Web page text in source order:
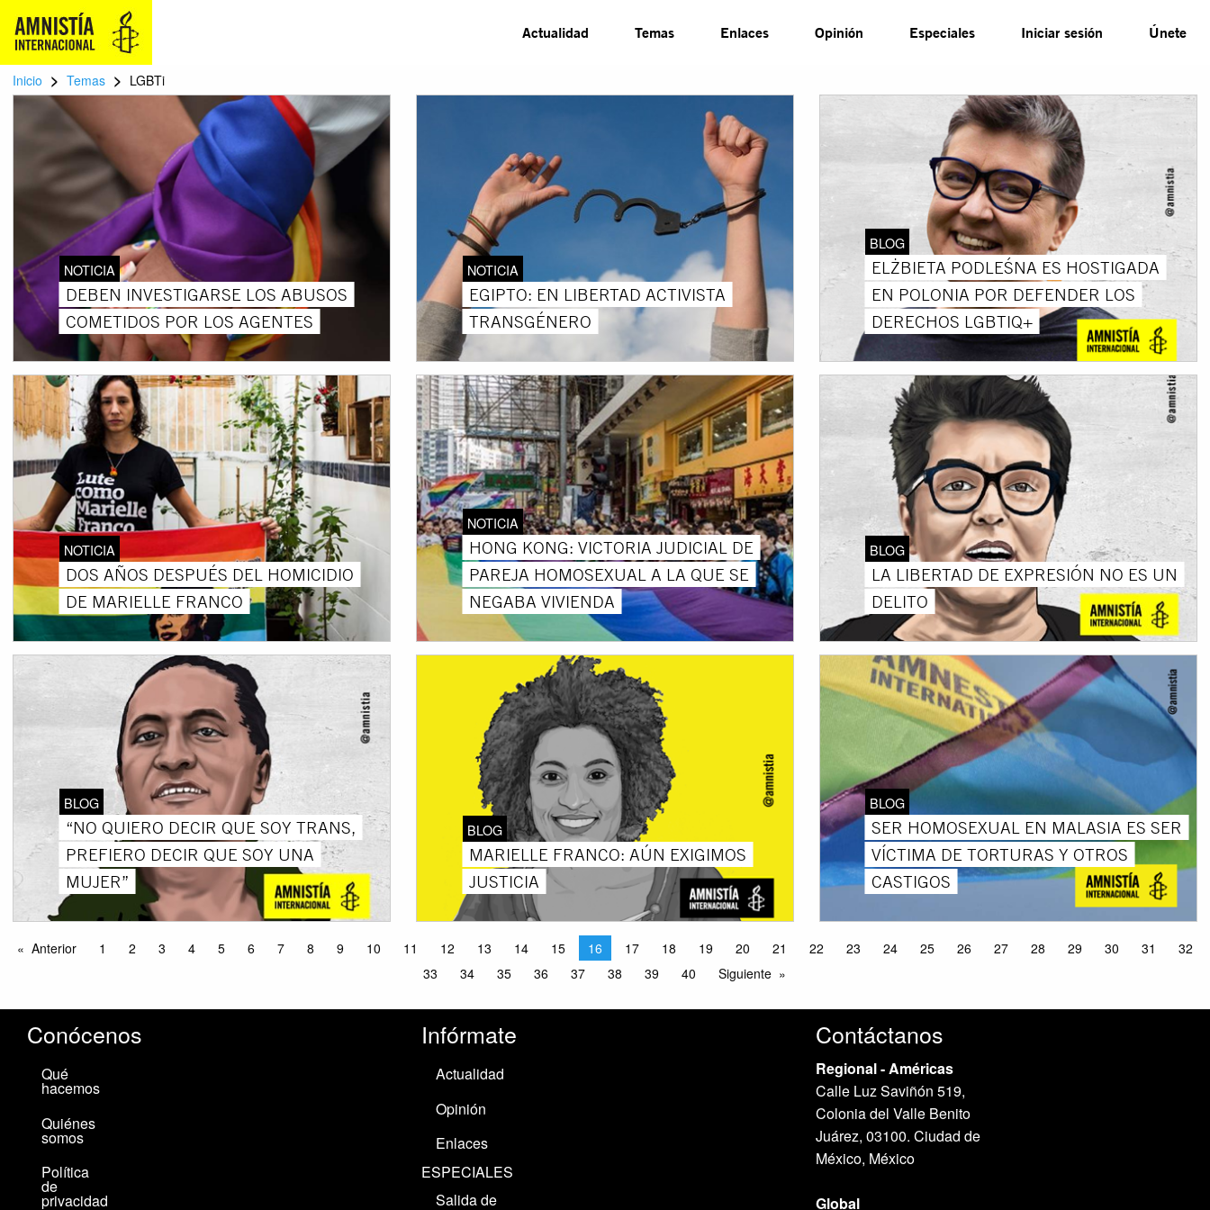
Actualidad Temas Enlaces Opinión Especiales Iniciar sesión Únete
Inicio > Temas > LGBTi
NOTICIA
DEBEN INVESTIGARSE LOS ABUSOS
COMETIDOS POR LOS AGENTES
NOTICIA
EGIPTO: EN LIBERTAD ACTIVISTA
TRANSGÉNERO
BLOG
ELŻBIETA PODLEŚNA ES HOSTIGADA
EN POLONIA POR DEFENDER LOS
DERECHOS LGBTIQ+
NOTICIA
DOS AÑOS DESPUÉS DEL HOMICIDIO
DE MARIELLE FRANCO
NOTICIA
HONG KONG: VICTORIA JUDICIAL DE
PAREJA HOMOSEXUAL A LA QUE SE
NEGABA VIVIENDA
BLOG
LA LIBERTAD DE EXPRESIÓN NO ES UN
DELITO
BLOG
“NO QUIERO DECIR QUE SOY TRANS,
PREFIERO DECIR QUE SOY UNA
MUJER”
BLOG
MARIELLE FRANCO: AÚN EXIGIMOS
JUSTICIA
BLOG
SER HOMOSEXUAL EN MALASIA ES SER
VÍCTIMA DE TORTURAS Y OTROS
CASTIGOS
Anterior 1 2 3 4 5 6 7 8 9 10 11 12 13 14 15 16 17 18 19 20 21 22 23 24 25 26 27 28 29 30 31
32
33
34 35 36 37 38 39 40 Siguiente
Conócenos
Qué
hacemos
Quiénes
somos
Política
de
privacidad
Infórmate
Actualidad
Opinión
Enlaces
ESPECIALES
Salida de
Contáctanos
Regional - Américas
Calle Luz Saviñón 519,
Colonia del Valle Benito
Juárez, 03100. Ciudad de
México, México
Global